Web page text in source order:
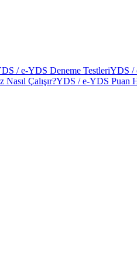
/ e-YDS Deneme TestleriYDS /
Çalışır?YDS / e-YDS Puan